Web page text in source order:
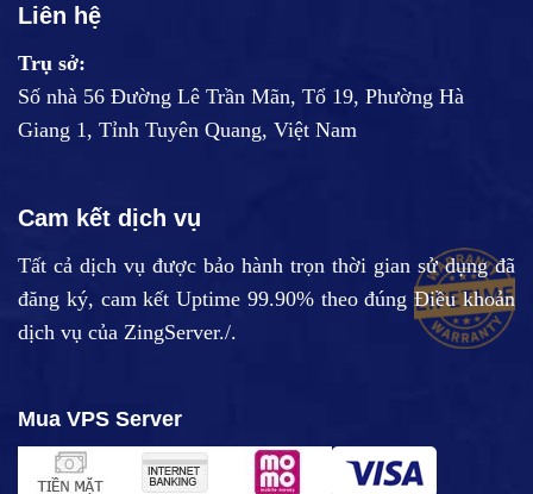
Liên hệ
Trụ sở:
Số nhà 56 Đường Lê Trần Mãn, Tổ 19, Phường Hà
Giang 1, Tỉnh Tuyên Quang, Việt Nam
Cam kết dịch vụ
Tất cả dịch vụ được bảo hành trọn thời gian sử dụng đã
đăng ký, cam kết Uptime 99.90% theo đúngĐiều khoản
dịch vụ của ZingServer./.
Mua VPS Server